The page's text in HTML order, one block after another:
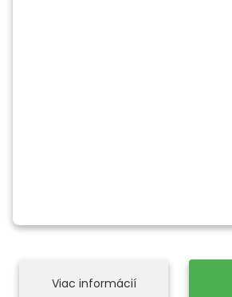
Viac informácií